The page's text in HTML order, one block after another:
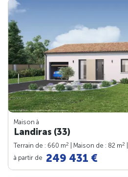
Maison à
Landiras (33)
Terrain de : 660 m2 | Maison de : 82 m2
à partir de 249 431 €